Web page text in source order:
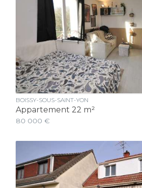
BOISSY-SOUS-SAINT-YON
Appartement 22 m²
80 000 €